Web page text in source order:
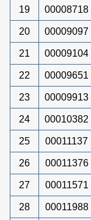
19 00008718
20 00009097
21 00009104
22 00009651
23 00009913
24 00010382
25 00011137
26 00011376
27 00011571
28 00011988